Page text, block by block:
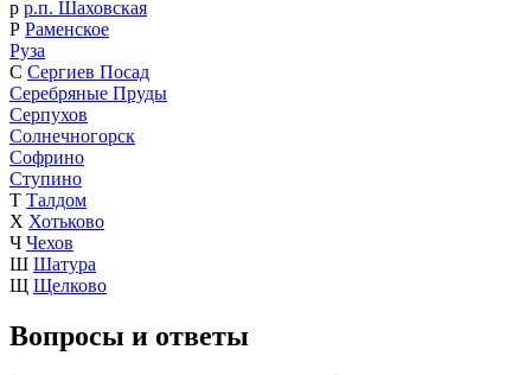
р р.п. Шаховская
Р Раменское
Руза
С Сергиев Посад
Серебряные Пруды
Серпухов
Солнечногорск
Софрино
Ступино
Т Талдом
Х Хотьково
Ч Чехов
Ш Шатура
Щ Щелково
Вопросы и ответы